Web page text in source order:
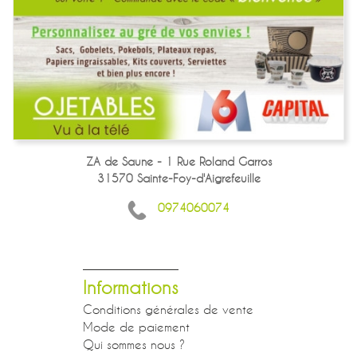
ZA de Saune - 1 Rue Roland Garros
31570 Sainte-Foy-d'Aigrefeuille
0974060074
Informations
Conditions générales de vente
Mode de paiement
Qui sommes nous ?